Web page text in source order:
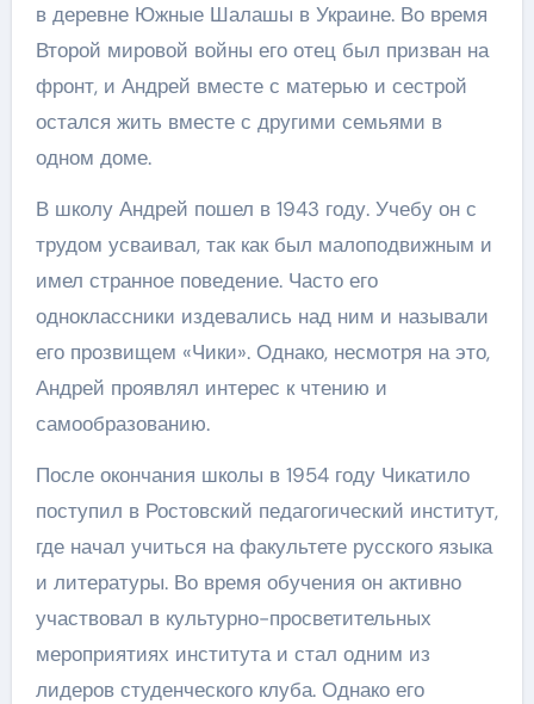
в деревне Южные Шалашы в Украине. Во время
Второй мировой войны его отец был призван на
фронт, и Андрей вместе с матерью и сестрой
остался жить вместе с другими семьями в
одном доме.
В школу Андрей пошел в 1943 году. Учебу он с
трудом усваивал, так как был малоподвижным и
имел странное поведение. Часто его
одноклассники издевались над ним и называли
его прозвищем «Чики». Однако, несмотря на это,
Андрей проявлял интерес к чтению и
самообразованию.
После окончания школы в 1954 году Чикатило
поступил в Ростовский педагогический институт,
где начал учиться на факультете русского языка
и литературы. Во время обучения он активно
участвовал в культурно-просветительных
мероприятиях института и стал одним из
лидеров студенческого клуба. Однако его